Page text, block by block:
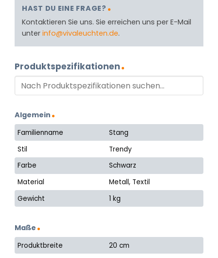
HAST DU EINE FRAGE?
Kontaktieren Sie uns. Sie erreichen uns per E-Mail
unter info@vivaleuchten.de.
Produktspezifikationen
Algemein
Familienname
Stang
Stil
Trendy
Farbe
Schwarz
Material
Metall, Textil
Gewicht
1 kg
Maße
Produktbreite
20 cm